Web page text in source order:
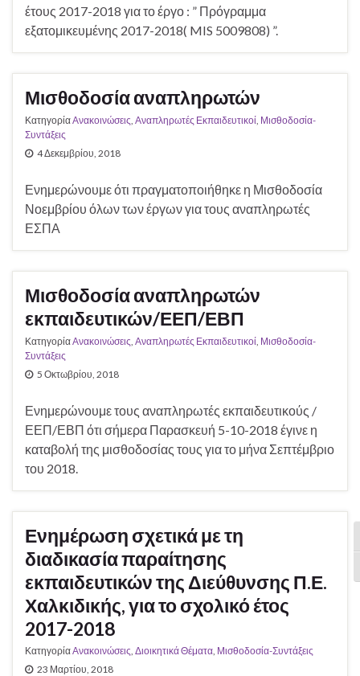
έτους 2017-2018 για το έργο : ” Πρόγραμμα
εξατομικευμένης 2017-2018( MIS 5009808) ”.
Μισθοδοσία αναπληρωτών
ΚατηγορίαΑνακοινώσεις Αναπληρωτές Εκπαιδευτικοί Μισθοδοσία-
Συντάξεις
4 Δεκεμβρίου, 2018
Ενημερώνουμε ότι πραγματοποιήθηκε η Μισθοδοσία
Νοεμβρίου όλων των έργων για τους αναπληρωτές
ΕΣΠΑ
Μισθοδοσία αναπληρωτών
εκπαιδευτικών/ΕΕΠ/ΕΒΠ
ΚατηγορίαΑνακοινώσεις Αναπληρωτές Εκπαιδευτικοί Μισθοδοσία-
Συντάξεις
5 Οκτωβρίου, 2018
Ενημερώνουμε τους αναπληρωτές εκπαιδευτικούς /
ΕΕΠ/ΕΒΠ ότι σήμερα Παρασκευή 5-10-2018 έγινε η
καταβολή της μισθοδοσίας τους για το μήνα Σεπτέμβριο
του 2018.
Ενημέρωση σχετικά με τη
διαδικασία παραίτησης
εκπαιδευτικών της Διεύθυνσης Π.Ε.
Χαλκιδικής, για το σχολικό έτος
2017-2018
ΚατηγορίαΑνακοινώσεις Διοικητικά Θέματα Μισθοδοσία-Συντάξεις
23 Μαρτίου, 2018